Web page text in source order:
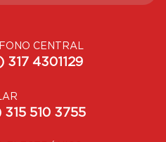
CENTRAL
317 4301129
315 510 3755